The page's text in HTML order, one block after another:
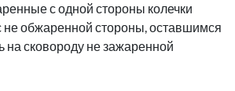
с одной стороны колечки
не обжаренной стороны, оставшимся
на сковороду не зажаренной